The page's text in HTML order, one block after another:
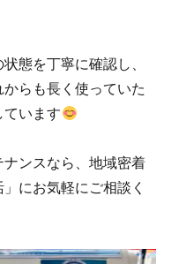
態を丁寧に確認し、
らも長く使っていた
います
ンスなら、地域密着
にお気軽にご相談く